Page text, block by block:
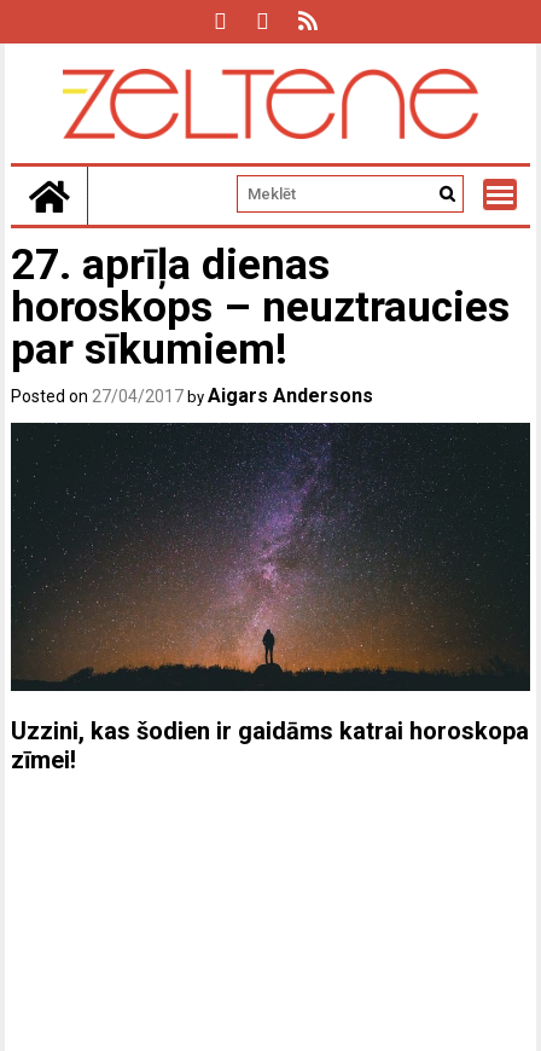
27. aprīļa dienas
horoskops – neuztraucies
par sīkumiem!
Posted on 27/04/2017 byAigars Andersons
Uzzini, kas šodien ir gaidāms katrai horoskopa
zīmei!